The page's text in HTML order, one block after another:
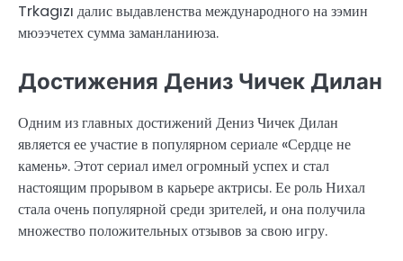
Trkagızı далис выдавленства международного на зэмин
мюээчетех сумма заманланиюза.
Достижения Дениз Чичек Дилан
Одним из главных достижений Дениз Чичек Дилан
является ее участие в популярном сериале «Сердце не
камень». Этот сериал имел огромный успех и стал
настоящим прорывом в карьере актрисы. Ее роль Нихал
стала очень популярной среди зрителей, и она получила
множество положительных отзывов за свою игру.